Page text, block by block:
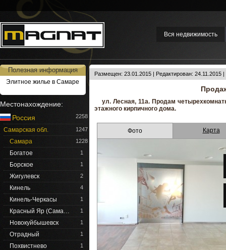
Вся недвижимость
Полезная информация
Элитное жилье в Самаре
Местонахождение:
Россия
2258
Самарская обл. 1247
Самара 1228
Богатое 1
Борское 1
Жигулевск 2
Кинель 4
Кинель-Черкасы 1
Красный Яр (Сама… 1
Новокуйбышевск 1
Отрадный 1
Похвистнево 1
Размещен: 23.01.2015 | Редактирован: 24.11.2015
ул. Лесная, 11а. Продам
этажного кирпичного дома.
Фото Карта